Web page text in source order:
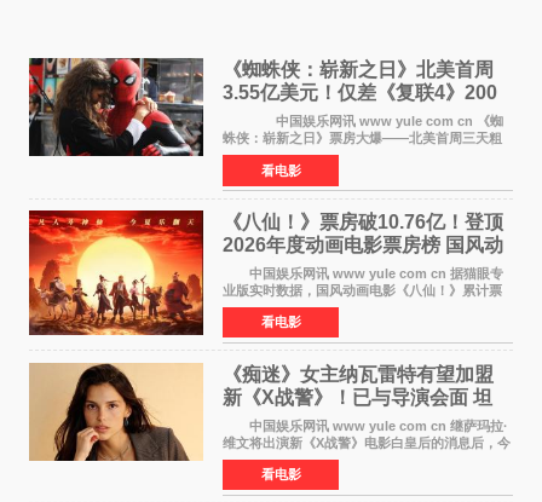
《蜘蛛侠：崭新之日》北美首周
3.55亿美元！仅差《复联4》200
万 影史第二全球开画
中国娱乐网讯 www yule com cn 《蜘
蛛侠：崭新之日》票房大爆——北美首周三天粗
报3 55亿美元，仅比影史最高北美开画《复仇者
联盟4：终局之战》的3 571亿美元少200万出头，
精报调整后仍
看电影
《八仙！》票房破10.76亿！登顶
2026年度动画电影票房榜 国风动
画逆袭暑期档
中国娱乐网讯 www yule com cn 据猫眼专
业版实时数据，国风动画电影《八仙！》累计票
房突破10 76亿元，超过《熊出没·年年有熊》，
暂列2026年度动画影片票房榜冠军。该片自暑期
档登陆院线以
看电影
《痴迷》女主纳瓦雷特有望加盟
新《X战警》！已与导演会面 坦
言“魔形女一直很酷”
中国娱乐网讯 www yule com cn 继萨玛拉·
维文将出演新《X战警》电影白皇后的消息后，今
年暑期档大热恐怖片《痴迷》女主角印达·纳瓦雷
特也有望加盟这部备受瞩目的漫威新作——目前
还处于有
看电影